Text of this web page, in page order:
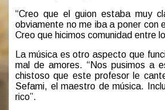
“Creo que el guion estaba muy
obviamente no me iba a poner con
Creo que hicimos comunidad entre
La música es otro aspecto que
mal de amores. “Nos pusimos a
chistoso que este profesor le
Sefami, el maestro de música.
rico”.